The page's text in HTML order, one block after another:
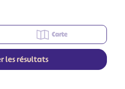
Carte
les résultats